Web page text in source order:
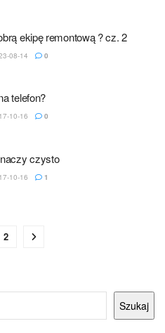
ekipę remontową ? cz. 2
08-14 0
telefon?
10-16 0
czysto
10-16 1
2
Szukaj